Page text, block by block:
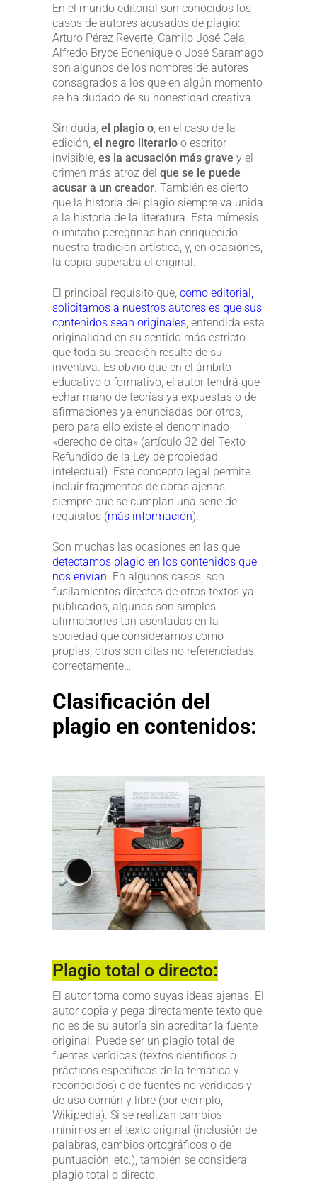
En el mundo editorial son conocidos los
casos de autores acusados de plagio:
Arturo Pérez Reverte, Camilo José Cela,
Alfredo Bryce Echenique o José Saramago
son algunos de los nombres de autores
consagrados a los que en algún momento
se ha dudado de su honestidad creativa.
Sin duda, el plagio o, en el caso de la
edición, el negro literario o escritor
invisible, es la acusación más grave y el
crimen más atroz del que se le puede
acusar a un creador. También es cierto
que la historia del plagio siempre va unida
a la historia de la literatura. Esta mímesis
o imitatio peregrinas han enriquecido
nuestra tradición artística, y, en ocasiones,
la copia superaba el original.
El principal requisito que, como editorial,
solicitamos a nuestros autores es que sus
contenidos sean originales, entendida esta
originalidad en su sentido más estricto:
que toda su creación resulte de su
inventiva. Es obvio que en el ámbito
educativo o formativo, el autor tendrá que
echar mano de teorías ya expuestas o de
afirmaciones ya enunciadas por otros,
pero para ello existe el denominado
«derecho de cita» (artículo 32 del Texto
Refundido de la Ley de propiedad
intelectual). Este concepto legal permite
incluir fragmentos de obras ajenas
siempre que se cumplan una serie de
requisitos (más información).
Son muchas las ocasiones en las que
detectamos plagio en los contenidos que
nos envían. En algunos casos, son
fusilamientos directos de otros textos ya
publicados; algunos son simples
afirmaciones tan asentadas en la
sociedad que consideramos como
propias; otros son citas no referenciadas
correctamente…
Clasificación del
plagio en contenidos:
Plagio total o directo:
El autor toma como suyas ideas ajenas. El
autor copia y pega directamente texto que
no es de su autoría sin acreditar la fuente
original. Puede ser un plagio total de
fuentes verídicas (textos científicos o
prácticos específicos de la temática y
reconocidos) o de fuentes no verídicas y
de uso común y libre (por ejemplo,
Wikipedia). Si se realizan cambios
mínimos en el texto original (inclusión de
palabras, cambios ortográficos o de
puntuación, etc.), también se considera
plagio total o directo.